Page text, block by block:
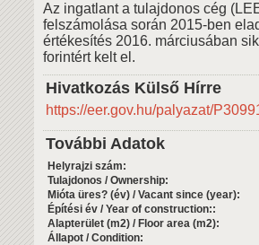
Az ingatlant a tulajdonos cég
felszámolása során 2015-ben
értékesítés 2016. márciusában
forintért kelt el.
Hivatkozás Külső Hírre
https://eer.gov.hu/palyazat/
További Adatok
Helyrajzi szám:
Tulajdonos / Ownership:
Mióta üres? (év) / Vacant since (year):
Építési év / Year of construction::
Alapterület (m2) / Floor area (m2):
Állapot / Condition: